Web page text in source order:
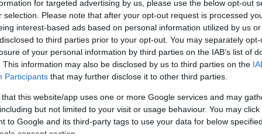
for targeted advertising by us, please use the below opt-out
selection. Please note that after your opt-out request is processed
interest-based ads based on personal information utilized by us
to third parties prior to your opt-out. You may separately
of your personal information by third parties on the IAB’s list of
This information may also be disclosed by us to third parties on the
Participants that may further disclose it to other third parties.
that this website/app uses one or more Google services and may
but not limited to your visit or usage behaviour. You may
to Google and its third-party tags to use your data for below
consent section.
Μάχη για τη δεύτερη θέση:
ΠΑΣΟΚ, Τσίπρας και ΣΥΡΙΖΑ σε
κρίση
Το πολιτικό σκηνικό στην
Κεντροαριστερά αλλάζει ραγδαία, με
τη μάχη της δεύτερης θέσης να
αναμένεται σκληρή και καθοριστική
για τις επόμενες εκλογές.